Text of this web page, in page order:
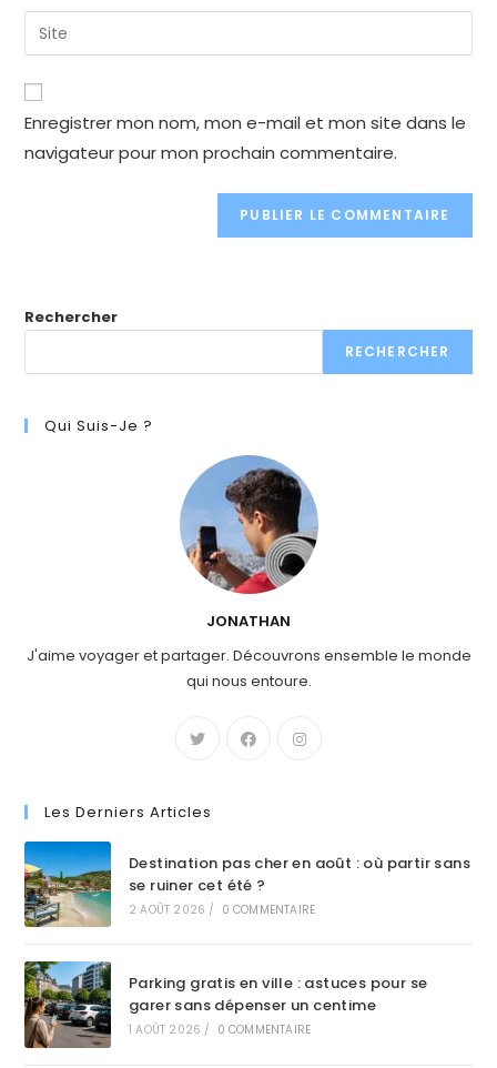
to
comment
email
address
comment
Enter
your
website
URL
(optional)
Enregistrer mon nom, mon e-mail et mon site dans le
navigateur pour mon prochain commentaire.
Rechercher
RECHERCHER
Qui Suis-Je ?
JONATHAN
J'aime voyager et partager. Découvrons ensemble le monde
qui nous entoure.
Les Derniers Articles
Destination pas cher en août : où partir sans
se ruiner cet été ?
2 AOÛT 2026 / 0 COMMENTAIRE
Parking gratis en ville : astuces pour se
garer sans dépenser un centime
1 AOÛT 2026 / 0 COMMENTAIRE